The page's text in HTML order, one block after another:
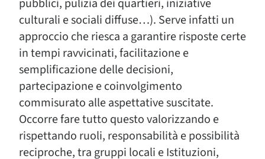
pubblici, pulizia dei quartieri, iniziative
culturali e sociali diffuse…). Serve infatti un
approccio che riesca a garantire risposte certe
in tempi ravvicinati, facilitazione e
semplificazione delle decisioni,
partecipazione e coinvolgimento
commisurato alle aspettative suscitate.
Occorre fare tutto questo valorizzando e
rispettando ruoli, responsabilità e possibilità
reciproche, tra gruppi locali e Istituzioni,